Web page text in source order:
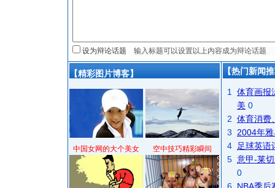
设为辩论话题
【精彩图片博客】
中国女网的大个美女 空中技巧精彩瞬间
【热门新闻
1
体育画报
美 0
2 体育消费
3
2004年
4
足球英语
5 意甲-莱
0